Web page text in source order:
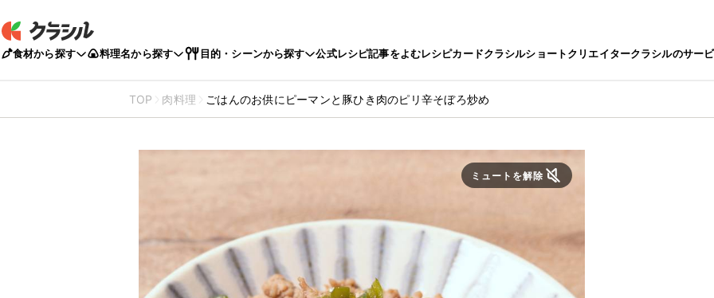
食材から探す 料理名から探す 目的・シーンから探す 公式レシピ記事をよむレシピカードクラシルショートクリエイタークラシルのサー
TOP 肉料理 ごはんのお供にピーマンと豚ひき肉のピリ辛そぼろ炒め
ミュートを解除